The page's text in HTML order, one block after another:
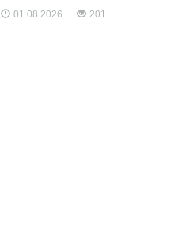
olmadığını göstərib. Axşam.az xəbər
verir ki, bu barədə "ScienceAlert"
01.08.2026 201